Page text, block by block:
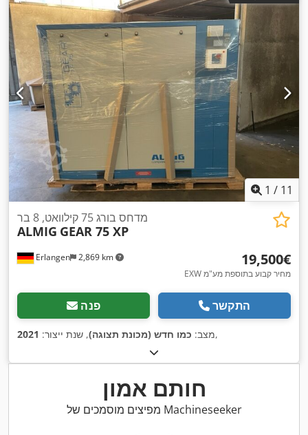
1 / 11
Erlangen 2,869 km
מדחס בורג 75 קילוואט, 8 בר
ALMIG GEAR 75 XP
‏19,500 ‏€
EXW מחיר קבוע בתוספת מע"מ
פנה התקשר
מצב: כמו חדש (מכונת תצוגה), שנת ייצור: 2021 ,
חותם אמון
מפיצים מוסמכים של Machineseeker